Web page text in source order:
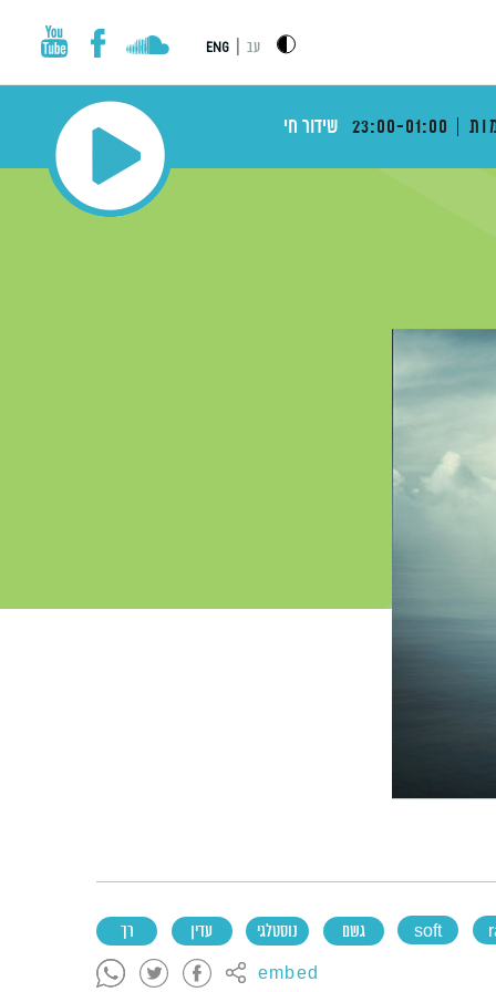
עב ENG
23:00-01:00 שידור חי
soft גשם נוסטלגי עדין רך
embed